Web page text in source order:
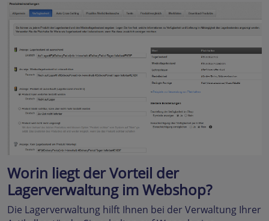
Worin liegt der Vorteil der
Lagerverwaltung im Webshop?
Die Lagerverwaltung hilft Ihnen bei der Verwaltung Ihrer